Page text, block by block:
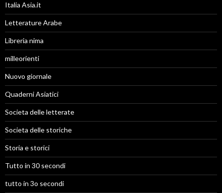
Italia Asia.it
Letterature Arabe
Libreria nima
milleorienti
Nuovo giornale
Quaderni Asiatici
Societa delle letterate
Societa delle storiche
Storia e storici
Tutto in 30 secondi
tutto in 3o secondi